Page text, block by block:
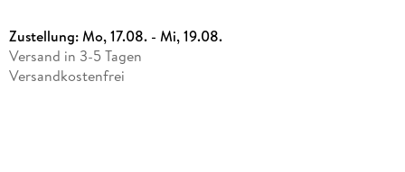
Zustellung:Mo, 17.08. - Mi, 19.08.
Versand in 3-5 Tagen
Versandkostenfrei